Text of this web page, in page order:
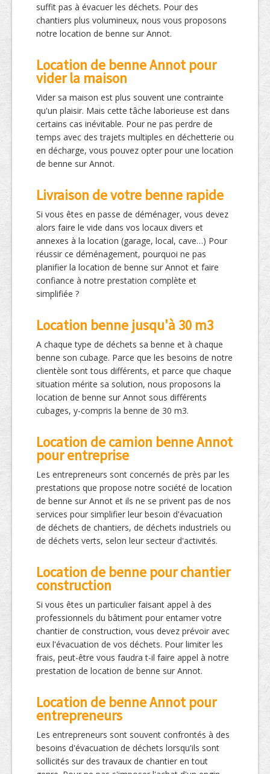
suffit pas à évacuer les déchets. Pour des
chantiers plus volumineux, nous vous proposons
notre location de benne sur Annot.
Location de benne Annot pour
vider la maison
Vider sa maison est plus souvent une contrainte
qu'un plaisir. Mais cette tâche laborieuse est dans
certains cas inévitable. Pour ne pas perdre de
temps avec des trajets multiples en déchetterie ou
en décharge, vous pouvez opter pour une location
de benne sur Annot.
Livraison de votre benne rapide
Si vous êtes en passe de déménager, vous devez
alors faire le vide dans vos locaux divers et
annexes à la location (garage, local, cave…) Pour
réussir ce déménagement, pourquoi ne pas
planifier la location de benne sur Annot et faire
confiance à notre prestation complète et
simplifiée ?
Location benne jusqu'à 30 m3
A chaque type de déchets sa benne et à chaque
benne son cubage. Parce que les besoins de notre
clientèle sont tous différents, et parce que chaque
situation mérite sa solution, nous proposons la
location de benne sur Annot sous différents
cubages, y-compris la benne de 30 m3.
Location de camion benne Annot
pour entreprise
Les entrepreneurs sont concernés de près par les
prestations que propose notre société de location
de benne sur Annot et ils ne se privent pas de nos
services pour simplifier leur besoin d'évacuation
de déchets de chantiers, de déchets industriels ou
de déchets verts, selon leur secteur d'activités.
Location de benne pour chantier
construction
Si vous êtes un particulier faisant appel à des
professionnels du bâtiment pour entamer votre
chantier de construction, vous devez prévoir avec
eux l'évacuation de vos déchets. Pour limiter les
frais, peut-être vous faudra t-il faire appel à notre
prestation de location de benne sur Annot.
Location de benne Annot pour
entrepreneurs
Les entrepreneurs sont souvent confrontés à des
besoins d'évacuation de déchets lorsqu'ils sont
sollicités sur des travaux de chantier en tout